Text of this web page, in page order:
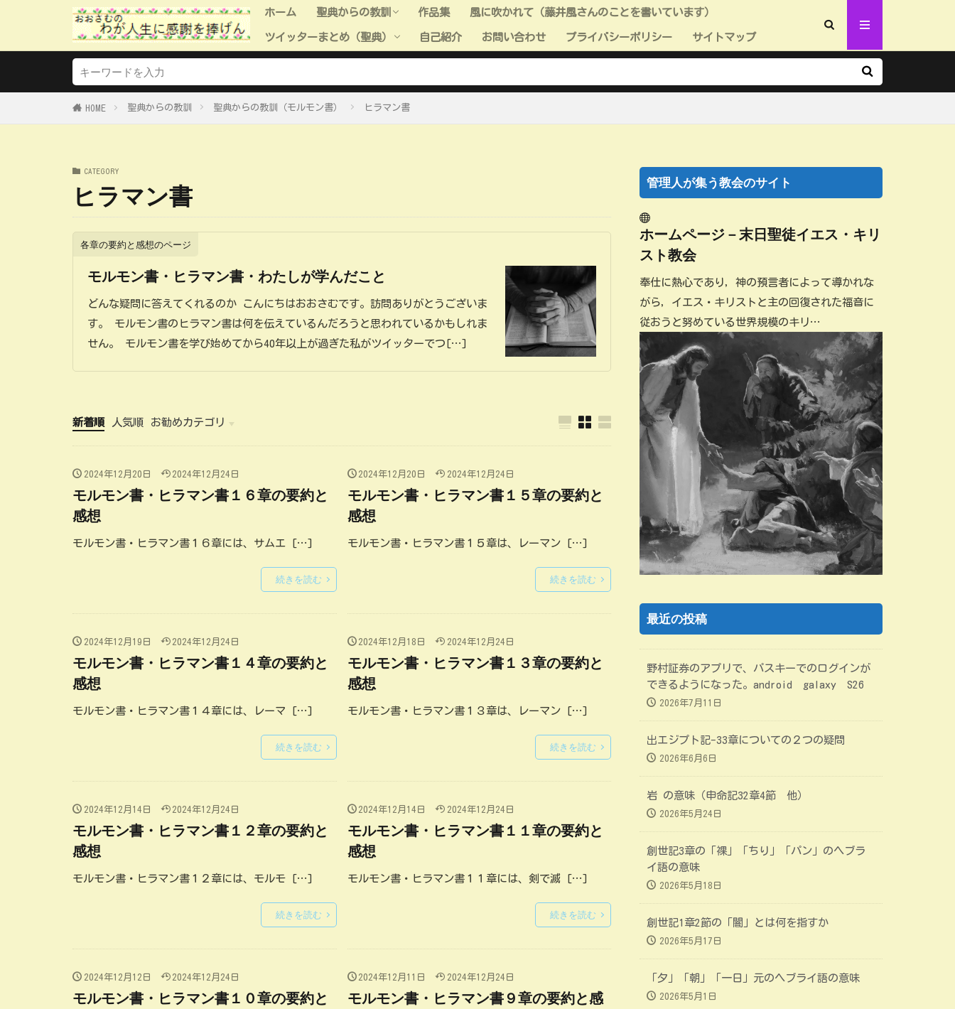
ホーム 聖典からの教訓
聖典からの教訓（旧約聖書）
聖典からの教訓（新約聖書）
聖典からの教訓（モルモン書）
聖典からの教訓（教義と聖約）
聖典からの教訓（高価な真珠）
聖典からの教訓（全般）
聖典＿小ネタ
作品集 風に吹かれて（藤井風さんのことを書いています）
ツイッターまとめ（聖典） 自己紹介 お問い合わせ プライバシーポリシー サイトマップ
HOME 聖典からの教訓 聖典からの教訓（モルモン書） ヒラマン書
CATEGORY
ヒラマン書
各章の要約と感想のページ
モルモン書・ヒラマン書・わたしが学んだこと
どんな疑問に答えてくれるのか こんにちはおおさむです。訪問ありがとうございま
す。 モルモン書のヒラマン書は何を伝えているんだろうと思われているかもしれま
せん。 モルモン書を学び始めてから40年以上が過ぎた私がツイッターでつ[…]
新着順 人気順 お勧めカテゴリ
イザヤ書研究
聖典からの教訓
風に吹かれて
作品集
2024年12月20日 2024年12月24日
モルモン書・ヒラマン書１６章の要約と
感想
モルモン書・ヒラマン書１６章には、サムエ […]
続きを読む
2024年12月20日 2024年12月24日
モルモン書・ヒラマン書１５章の要約と
感想
モルモン書・ヒラマン書１５章は、レーマン […]
続きを読む
2024年12月19日 2024年12月24日
モルモン書・ヒラマン書１４章の要約と
感想
モルモン書・ヒラマン書１４章には、レーマ […]
続きを読む
2024年12月18日 2024年12月24日
モルモン書・ヒラマン書１３章の要約と
感想
モルモン書・ヒラマン書１３章は、レーマン […]
続きを読む
2024年12月14日 2024年12月24日
モルモン書・ヒラマン書１２章の要約と
感想
モルモン書・ヒラマン書１２章には、モルモ […]
続きを読む
2024年12月14日 2024年12月24日
モルモン書・ヒラマン書１１章の要約と
感想
モルモン書・ヒラマン書１１章には、剣で滅 […]
続きを読む
2024年12月12日 2024年12月24日
モルモン書・ヒラマン書１０章の要約と
2024年12月11日 2024年12月24日
モルモン書・ヒラマン書９章の要約と感
管理人が集う教会のサイト
ホームページ－末日聖徒イエス・キリ
スト教会
奉仕に熱心であり，神の預言者によって導かれな
がら，イエス・キリストと主の回復された福音に
従おうと努めている世界規模のキリ…
最近の投稿
野村証券のアプリで、パスキーでのログインが
できるようになった。android galaxy S26
2026年7月11日
出エジプト記-33章についての２つの疑問
2026年6月6日
岩 の意味（申命記32章4節 他）
2026年5月24日
創世記3章の「裸」「ちり」「パン」のヘブラ
イ語の意味
2026年5月18日
創世記1章2節の「闇」とは何を指すか
2026年5月17日
「夕」「朝」「一日」元のヘブライ語の意味
2026年5月1日